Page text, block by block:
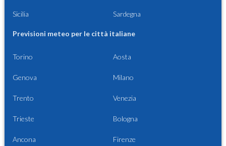
Sicilia Sardegna
Previsioni meteo per le città italiane
Torino Aosta
Genova Milano
Trento Venezia
Trieste Bologna
Ancona Firenze